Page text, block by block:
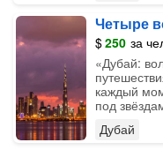
Четыре
$250 за
«‎Дубай:
каждый
под
Дубай